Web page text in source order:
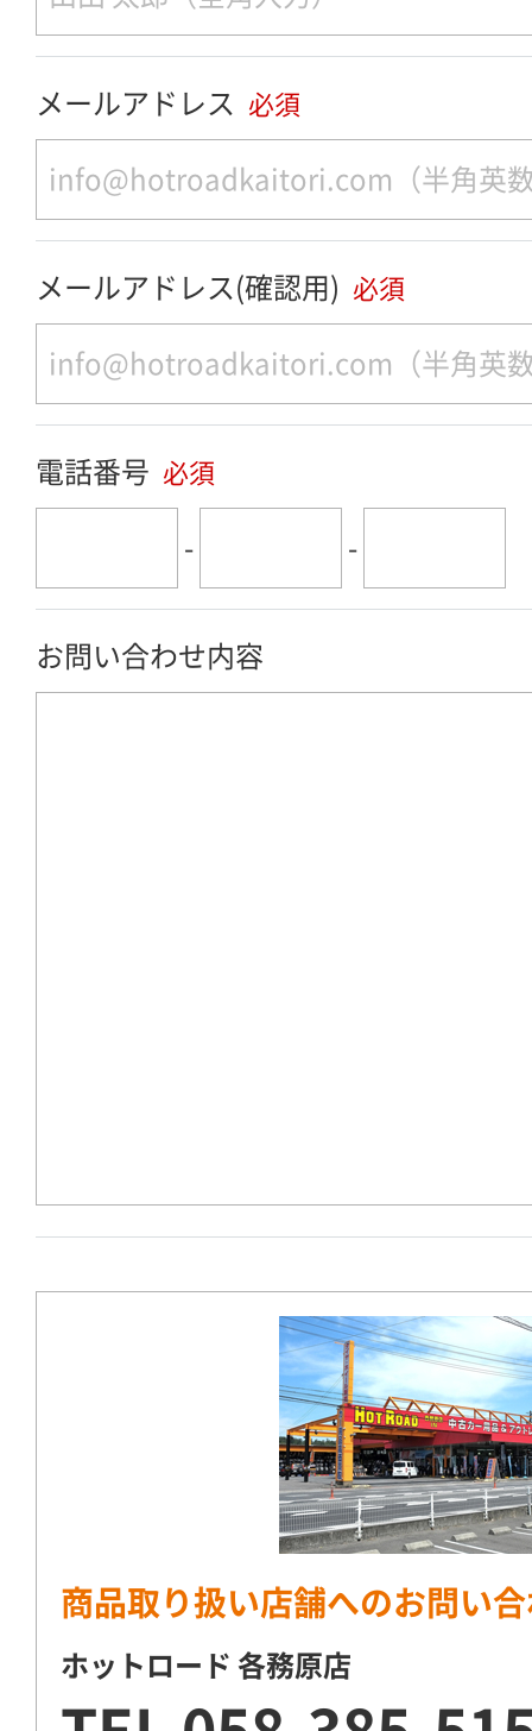
メールアドレス 必須
メールアドレス(確認用) 必須
電話番号 必須
- -
お問い合わせ内容
商品取り扱い店舗へのお問い
ホットロード 各務原店